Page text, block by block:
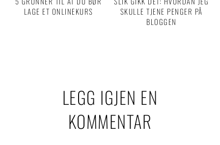
LAGE ET ONLINEKURS
SKULLE TJENE PENGER PÅ
BLOGGEN
Interactions
LEGG IGJEN EN
KOMMENTAR